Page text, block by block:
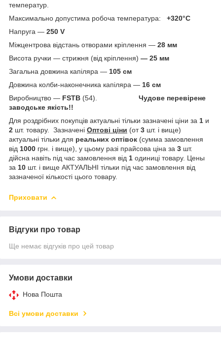
температур.
Максимально допустима робоча температура: +320°С
Напруга — 250 V
Міжцентрова відстань отворами кріплення — 28 мм
Висота ручки — стрижня (від кріплення) — 25 мм
Загальна довжина капіляра — 105 см
Довжина колби-наконечника капіляра — 16 см
Виробництво — FSTB (54). Чудове перевірене
заводське якість!!
Для роздрібних покупців актуальні тільки зазначені ціни за 1 и
2 шт. товару. Зазначені Оптові ціни (от3 шт. і вище)
актуальні тільки для реальних оптівок (сумма замовлення
від 1000 грн. і вище), у цьому разі прайсова ціна за 3 шт.
дійсна навіть під час замовлення від 1 одиниці товару. Цены
за 10 шт. і вище АКТУАЛЬНІ тільки під час замовлення від
зазначеної кількості цього товару.
Приховати
Відгуки про товар
Ще немає відгуків про цей товар
Умови доставки
Нова Пошта
Всі умови доставки